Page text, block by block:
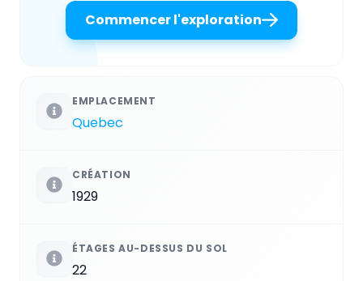
Commencer l'exploration
EMPLACEMENT
Quebec
CRÉATION
1929
ÉTAGES AU-DESSUS DU SOL
22